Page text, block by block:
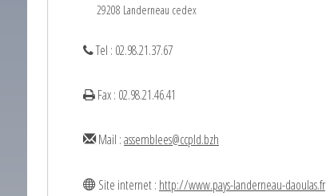
29208 Landerneau cedex
Tel : 02.98.21.37.67
Fax : 02.98.21.46.41
Mail :assemblees@ccpld.bzh
Site internet : http://www.pays-landerneau-daoulas.fr